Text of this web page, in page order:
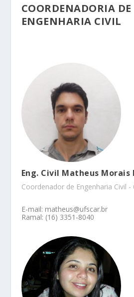
COORDENADORIA DE
ENGENHARIA CIVIL
Eng. Civil Matheus
Coordenador de Engenharia Civil -
E-mail: matheus@ufscar.br
Ramal: (16) 3351-8040